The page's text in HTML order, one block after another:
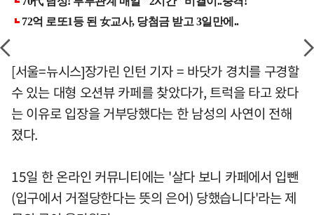
[서울=뉴시스]장가린 인턴 기자 = 바닷가 경치를 구경할
수 있는 대형 오션뷰 카페를 찾았다가, 트럭을 타고 왔다
는 이유로 입장을 거부당했다는 한 남성의 사연이 전해
졌다.
15일 한 온라인 커뮤니티에는 '살다 보니 카페에서 입뺀
(입구에서 거절당한다는 뜻의 은어) 당했습니다'라는 제